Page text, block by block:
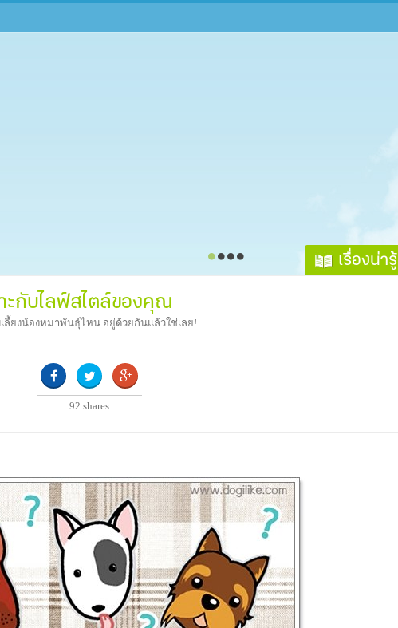
เรื่องน่ารู้
ะกับไลฟ์สไตล์ของคุณ
ลี้ยงน้องหมาพันธุ์ไหน อยู่ด้วยกันแล้วใช่เลย!
92 shares